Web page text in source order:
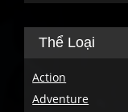
Thể Loại
Action
Adventure